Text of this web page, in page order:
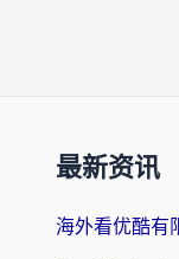
最新资讯